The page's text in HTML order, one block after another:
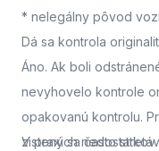
* nelegálny pôvod
Dá sa kontrola
Áno. Ak boli
nevyhovelo kontrole
opakovanú kontrolu.
zistených
V praxi sa často